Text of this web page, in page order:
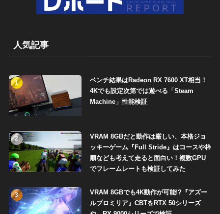
人気記事
1
ベンチ結果はRadeon RX 7600 XT相当！
4Kでも設定次第では遊べる「Steam
Machine」性能検証
2
VRAM 8GBだと動作は厳しい、本格ジョ
ッキーゲーム『Full Stride』はコースや枠
順なども考えて走ると面白い！複数GPU
でフレームレートも検証してみた
3
VRAM 8GBでも4K動作が可能!?『アズー
ルプロミリア』CBTをRTX 50シリーズ